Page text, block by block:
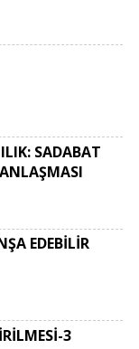
SADABAT
EDEBİLİR
3